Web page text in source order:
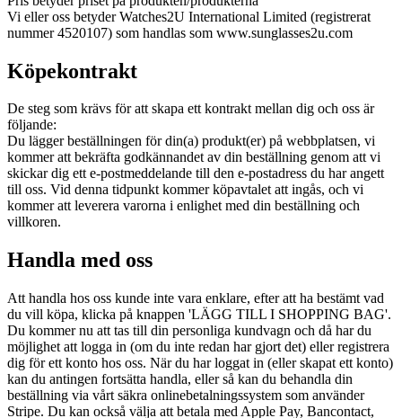
Vi eller oss betyder Watches2U International Limited (registrerat
nummer 4520107) som handlas som www.sunglasses2u.com
Köpekontrakt
De steg som krävs för att skapa ett kontrakt mellan dig och oss är
följande:
Du lägger beställningen för din(a) produkt(er) på webbplatsen, vi
kommer att bekräfta godkännandet av din beställning genom att vi
skickar dig ett e-postmeddelande till den e-postadress du har angett
till oss. Vid denna tidpunkt kommer köpavtalet att ingås, och vi
kommer att leverera varorna i enlighet med din beställning och
villkoren.
Handla med oss
Att handla hos oss kunde inte vara enklare, efter att ha bestämt vad
du vill köpa, klicka på knappen 'LÄGG TILL I SHOPPING BAG'.
Du kommer nu att tas till din personliga kundvagn och då har du
möjlighet att logga in (om du inte redan har gjort det) eller registrera
dig för ett konto hos oss. När du har loggat in (eller skapat ett konto)
kan du antingen fortsätta handla, eller så kan du behandla din
beställning via vårt säkra onlinebetalningssystem som använder
Stripe. Du kan också välja att betala med Apple Pay, Bancontact,